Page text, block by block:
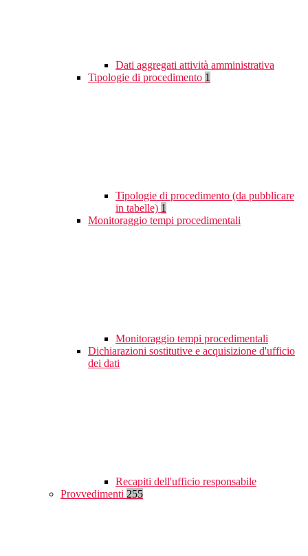
Dati aggregati attività amministrativa
Tipologie di procedimento 1
Tipologie di procedimento (da pubblicare
in tabelle) 1
Monitoraggio tempi procedimentali
Monitoraggio tempi procedimentali
Dichiarazioni sostitutive e acquisizione d'ufficio
dei dati
Recapiti dell'ufficio responsabile
Provvedimenti 255